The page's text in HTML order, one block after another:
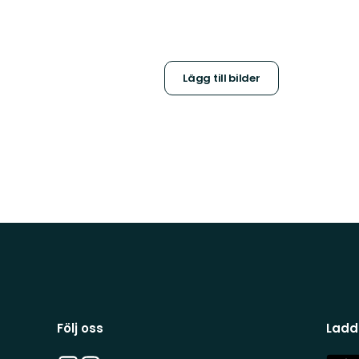
Lägg till bilder
Följ oss